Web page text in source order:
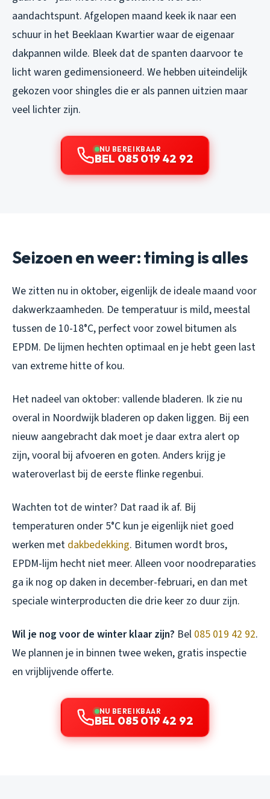
aandachtspunt. Afgelopen maand keek ik naar een
schuur in het Beeklaan Kwartier waar de eigenaar
dakpannen wilde. Bleek dat de spanten daarvoor te
licht waren gedimensioneerd. We hebben uiteindelijk
gekozen voor shingles die er als pannen uitzien maar
veel lichter zijn.
NU BEREIKBAAR
BEL 085 019 42 92
Seizoen en weer: timing is alles
We zitten nu in oktober, eigenlijk de ideale maand voor
dakwerkzaamheden. De temperatuur is mild, meestal
tussen de 10-18°C, perfect voor zowel bitumen als
EPDM. De lijmen hechten optimaal en je hebt geen last
van extreme hitte of kou.
Het nadeel van oktober: vallende bladeren. Ik zie nu
overal in Noordwijk bladeren op daken liggen. Bij een
nieuw aangebracht dak moet je daar extra alert op
zijn, vooral bij afvoeren en goten. Anders krijg je
wateroverlast bij de eerste flinke regenbui.
Wachten tot de winter? Dat raad ik af. Bij
temperaturen onder 5°C kun je eigenlijk niet goed
werken met dakbedekking. Bitumen wordt bros,
EPDM-lijm hecht niet meer. Alleen voor noodreparaties
ga ik nog op daken in december-februari, en dan met
speciale winterproducten die drie keer zo duur zijn.
Wil je nog voor de winter klaar zijn? Bel 085 019 42 92.
We plannen je in binnen twee weken, gratis inspectie
en vrijblijvende offerte.
NU BEREIKBAAR
BEL 085 019 42 92